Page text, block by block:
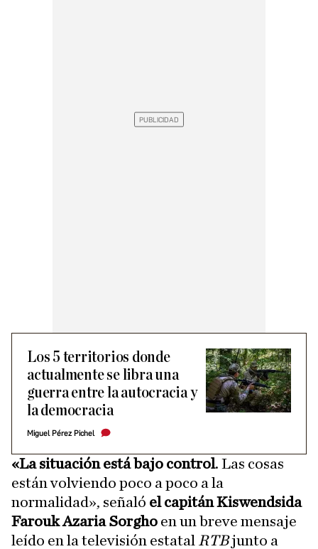
Los 5 territorios donde
actualmente se libra una
guerra entre la autocracia y
la democracia
Miguel Pérez Pichel
«La situación está bajo control. Las cosas
están volviendo poco a poco a la
normalidad», señaló el capitán Kiswendsida
Farouk Azaria Sorgho en un breve mensaje
leído en la televisión estatal RTBjunto a